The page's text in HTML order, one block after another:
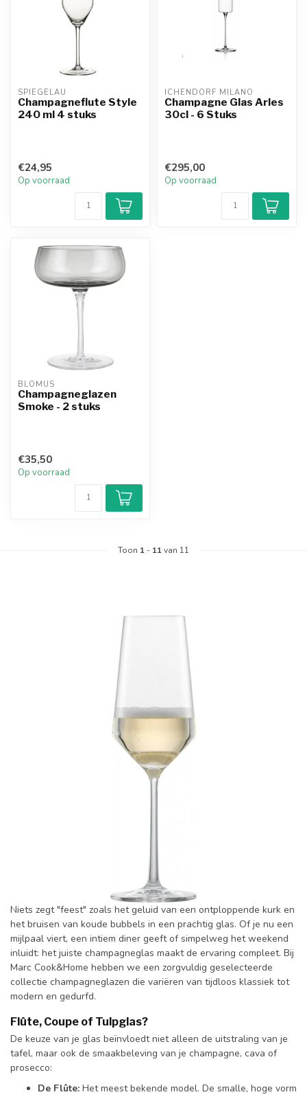
SPIEGELAU
Champagneflute Style
240 ml 4 stuks
€24,95
Op voorraad
ICHENDORF MILANO
Champagne Glas Arles
30cl - 6 Stuks
€295,00
Op voorraad
BLOMUS
Champagneglazen
Smoke - 2 stuks
€35,50
Op voorraad
Toon 1 - 11van 11
Niets zegt "feest" zoals het geluid van een ontploppende kurk en
het bruisen van koude bubbels in een prachtig glas. Of je nu een
mijlpaal viert, een intiem diner geeft of simpelweg het weekend
inluidt: het juiste champagneglas maakt de ervaring compleet. Bij
Marc Cook&Home hebben we een zorgvuldig geselecteerde
collectie champagneglazen die variëren van tijdloos klassiek tot
modern en gedurfd.
Flûte, Coupe of Tulpglas?
De keuze van je glas beïnvloedt niet alleen de uitstraling van je
tafel, maar ook de smaakbeleving van je champagne, cava of
prosecco:
De Flûte: Het meest bekende model. De smalle, hoge vorm